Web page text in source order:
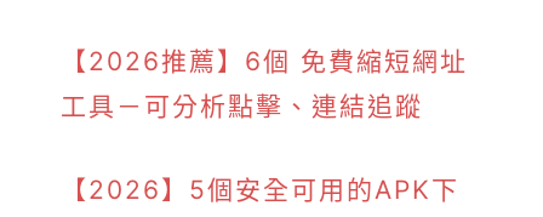
【2026推薦】6個 免費縮短網址
工具－可分析點擊、連結追蹤
【2026】5個安全可用的APK下